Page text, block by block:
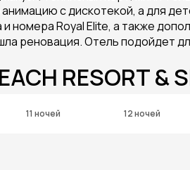
с дискотекой, а для
Royal Elite, а также
реновация. Отель подойдет
RESORT &
11 ночей 12 ночей